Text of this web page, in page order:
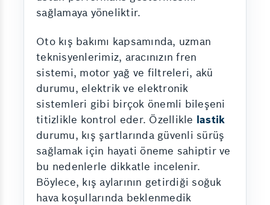
sağlamaya yöneliktir.
Oto kış bakımı kapsamında, uzman
teknisyenlerimiz, aracınızın fren
sistemi, motor yağ ve filtreleri, akü
durumu, elektrik ve elektronik
sistemleri gibi birçok önemli bileşeni
titizlikle kontrol eder. Özellikle lastik
durumu, kış şartlarında güvenli sürüş
sağlamak için hayati öneme sahiptir ve
bu nedenlerle dikkatle incelenir.
Böylece, kış aylarının getirdiği soğuk
hava koşullarında beklenmedik